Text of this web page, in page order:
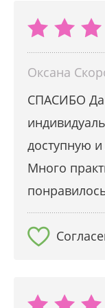
Оксана
СПАСИБО
доступную
Много